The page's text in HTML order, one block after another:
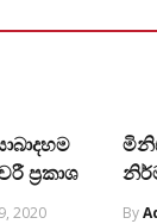
ප්‍රකාශ
2020
By